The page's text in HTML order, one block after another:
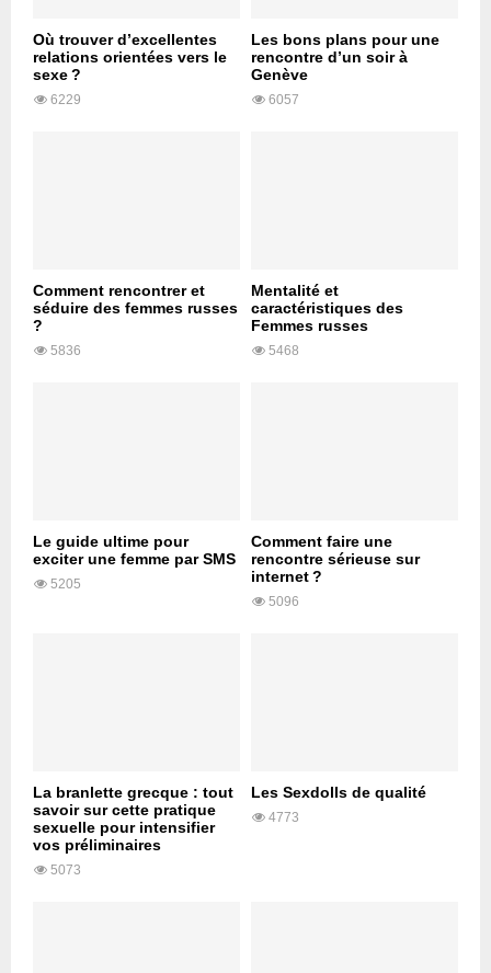
Où trouver d’excellentes
relations orientées vers le
sexe ?
6229
Les bons plans pour une
rencontre d’un soir à
Genève
6057
Comment rencontrer et
séduire des femmes russes
?
5836
Mentalité et
caractéristiques des
Femmes russes
5468
Le guide ultime pour
exciter une femme par SMS
5205
Comment faire une
rencontre sérieuse sur
internet ?
5096
La branlette grecque : tout
savoir sur cette pratique
sexuelle pour intensifier
vos préliminaires
5073
Les Sexdolls de qualité
4773